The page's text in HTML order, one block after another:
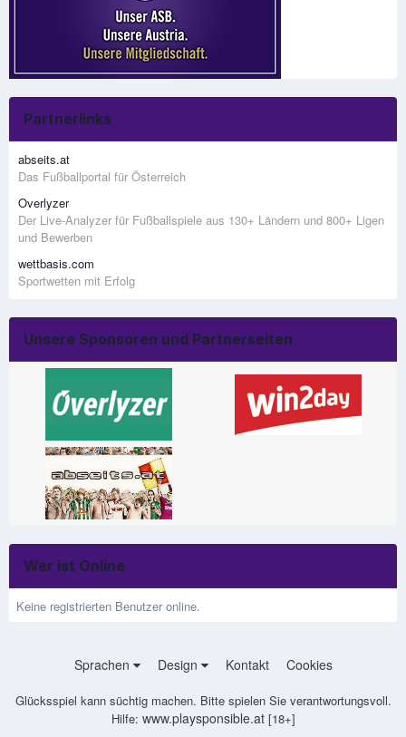
Partnerlinks
abseits.at
Das Fußballportal für Österreich
Overlyzer
Der Live-Analyzer für Fußballspiele aus 130+ Ländern und 800+ Ligen
und Bewerben
wettbasis.com
Sportwetten mit Erfolg
Unsere Sponsoren und Partnerseiten
Wer ist Online
Keine registrierten Benutzer online.
Sprachen Design Kontakt Cookies
Glücksspiel kann süchtig machen. Bitte spielen Sie verantwortungsvoll.
Hilfe: www.playsponsible.at[18+]